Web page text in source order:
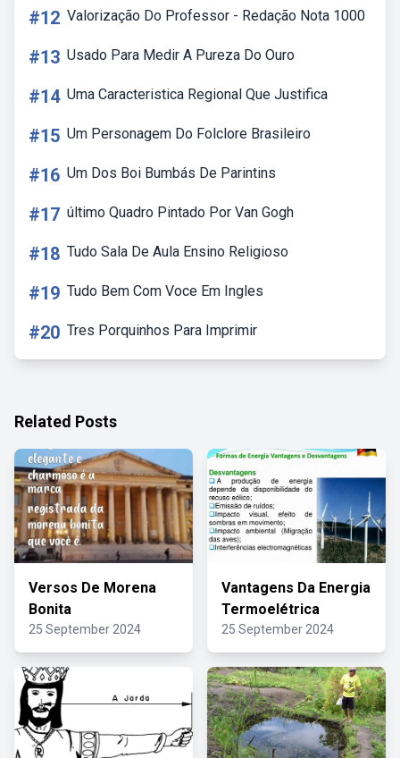
#12 Valorização Do Professor - Redação Nota 1000
#13 Usado Para Medir A Pureza Do Ouro
#14 Uma Caracteristica Regional Que Justifica
#15 Um Personagem Do Folclore Brasileiro
#16 Um Dos Boi Bumbás De Parintins
#17 último Quadro Pintado Por Van Gogh
#18 Tudo Sala De Aula Ensino Religioso
#19 Tudo Bem Com Voce Em Ingles
#20 Tres Porquinhos Para Imprimir
Related Posts
Versos De Morena
Bonita
25 September 2024
Vantagens Da Energia
Termoelétrica
25 September 2024